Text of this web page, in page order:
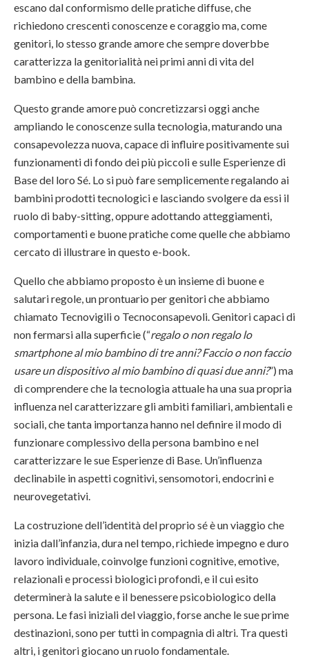
escano dal conformismo delle pratiche diffuse, che
richiedono crescenti conoscenze e coraggio ma, come
genitori, lo stesso grande amore che sempre doverbbe
caratterizza la genitorialità nei primi anni di vita del
bambino e della bambina.
Questo grande amore può concretizzarsi oggi anche
ampliando le conoscenze sulla tecnologia, maturando una
consapevolezza nuova, capace di influire positivamente sui
funzionamenti di fondo dei più piccoli e sulle Esperienze di
Base del loro Sé. Lo si può fare semplicemente regalando ai
bambini prodotti tecnologici e lasciando svolgere da essi il
ruolo di baby-sitting, oppure adottando atteggiamenti,
comportamenti e buone pratiche come quelle che abbiamo
cercato di illustrare in questo e-book.
Quello che abbiamo proposto è un insieme di buone e
salutari regole, un prontuario per genitori che abbiamo
chiamato Tecnovigili o Tecnoconsapevoli. Genitori capaci di
non fermarsi alla superficie (“regalo o non regalo lo
smartphone al mio bambino di tre anni? Faccio o non faccio
usare un dispositivo al mio bambino di quasi due anni?”) ma
di comprendere che la tecnologia attuale ha una sua propria
influenza nel caratterizzare gli ambiti familiari, ambientali e
sociali, che tanta importanza hanno nel definire il modo di
funzionare complessivo della persona bambino e nel
caratterizzare le sue Esperienze di Base. Un’influenza
declinabile in aspetti cognitivi, sensomotori, endocrini e
neurovegetativi.
La costruzione dell’identità del proprio sé è un viaggio che
inizia dall’infanzia, dura nel tempo, richiede impegno e duro
lavoro individuale, coinvolge funzioni cognitive, emotive,
relazionali e processi biologici profondi, e il cui esito
determinerà la salute e il benessere psicobiologico della
persona. Le fasi iniziali del viaggio, forse anche le sue prime
destinazioni, sono per tutti in compagnia di altri. Tra questi
altri, i genitori giocano un ruolo fondamentale.